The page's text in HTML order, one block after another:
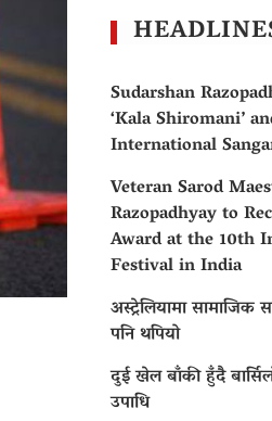
Sudarshan
‘Kala Shiromani’
International
Veteran Sarod
Razopadhyay to
Award at the 10th
Festival in India
अस्ट्रेलियामा सामाजिक
पनि थपियो
दुई खेल बाँकी हुँदै
उपाधि